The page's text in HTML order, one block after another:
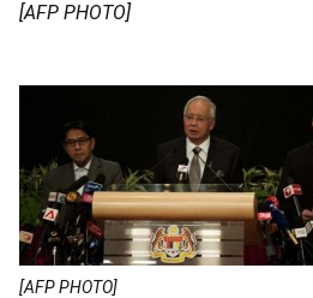
[AFP PHOTO]
[AFP PHOTO]